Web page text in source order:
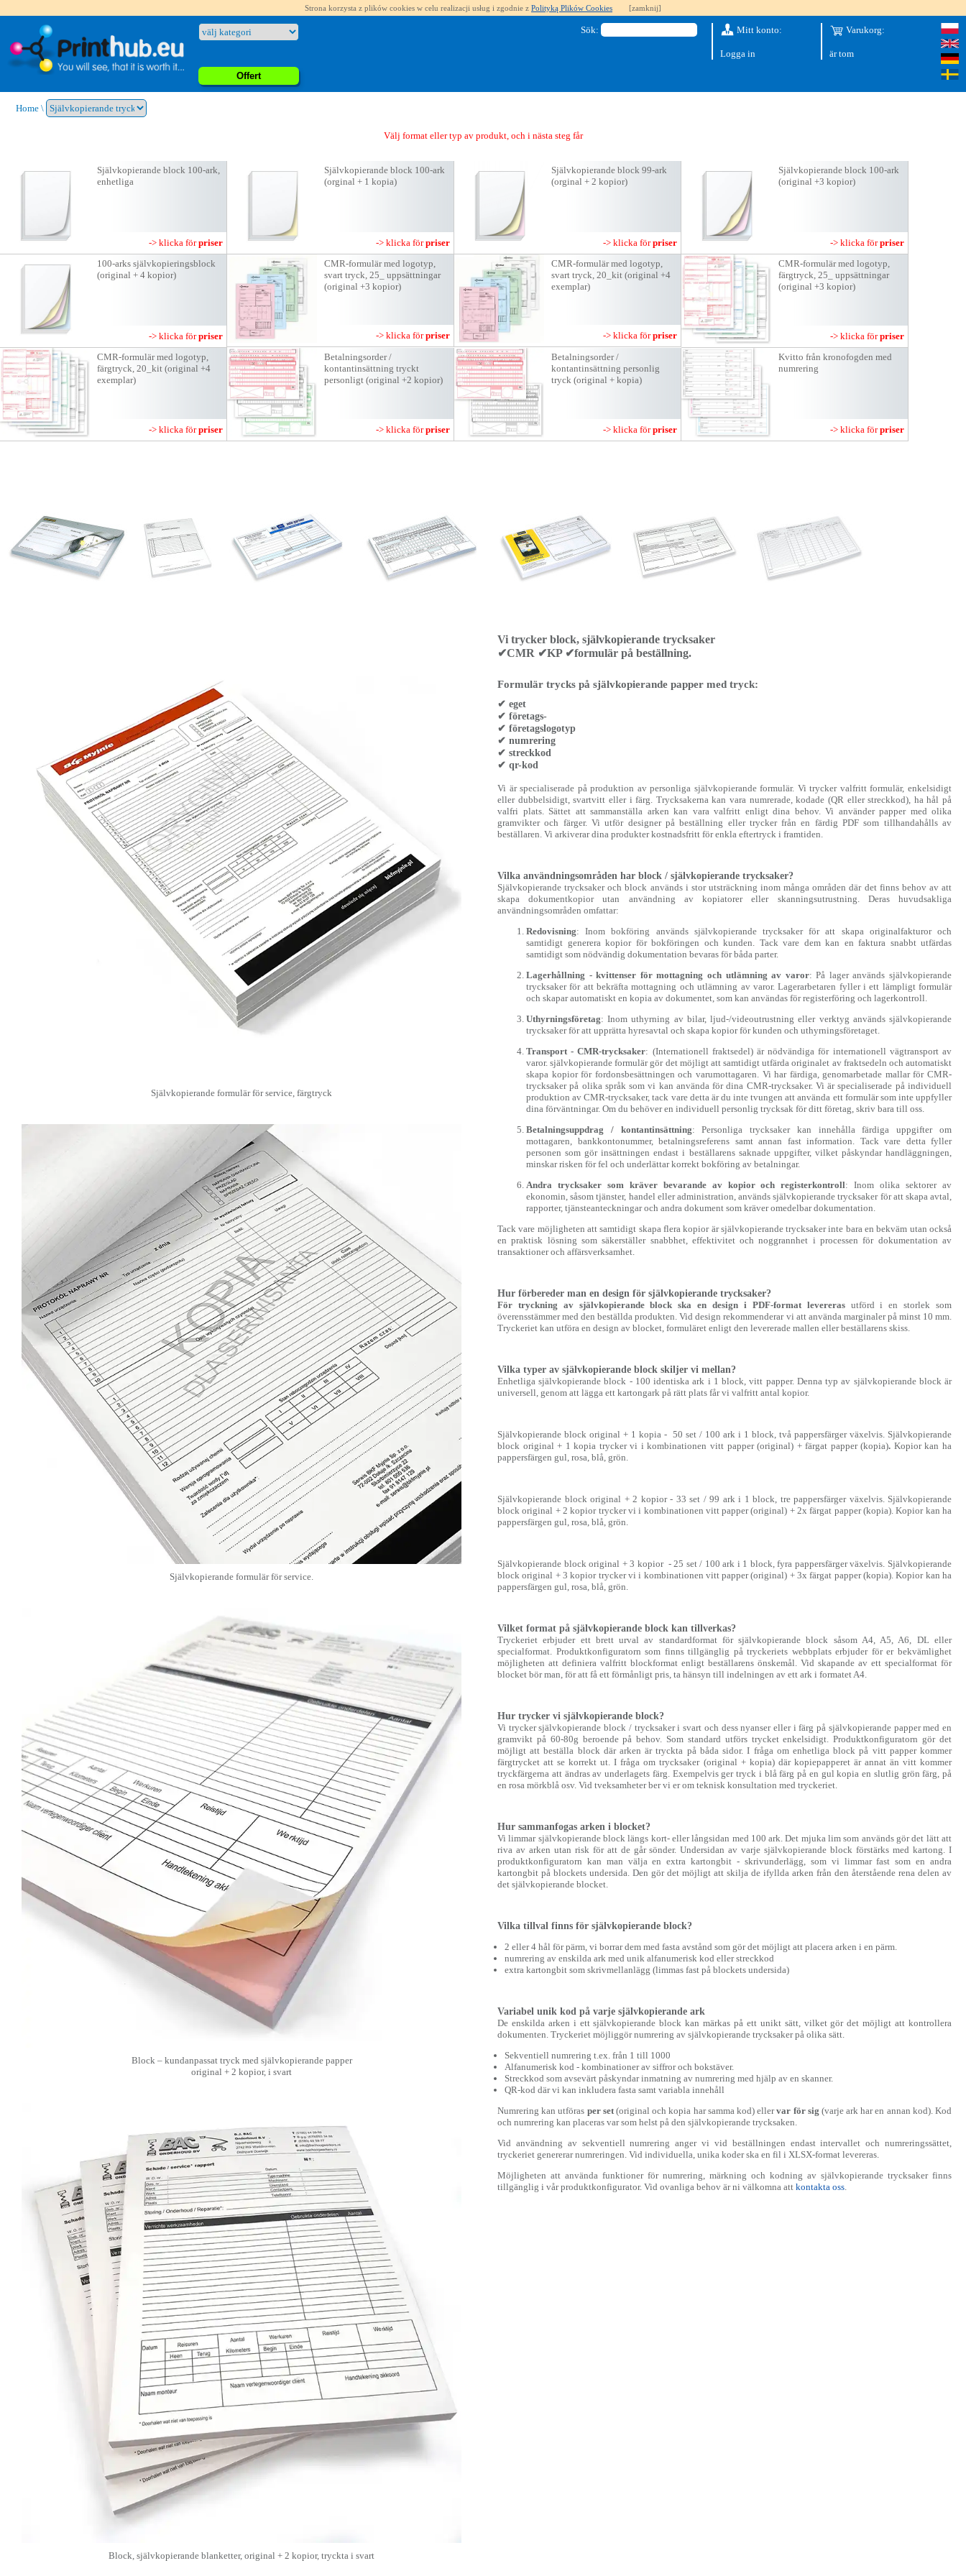
Strona korzysta z plików cookies w celu realizacji usług i zgodnie z Polityką Plików Cookies [zamknij]
Offert
Sök: Mitt konto:
Logga in
Varukorg:
är tom
Home \
Välj format eller typ av produkt, och i nästa steg får du en offert
Självkopierande block 100-ark,
enhetliga
-> klicka förpriser
Självkopierande block 100-ark
(orginal + 1 kopia)
-> klicka förpriser
Självkopierande block 99-ark
(orginal + 2 kopior)
-> klicka förpriser
Självkopierande block 100-ark
(original +3 kopior)
-> klicka förpriser
100-arks självkopieringsblock
(original + 4 kopior)
-> klicka förpriser
CMR-formulär med logotyp,
svart tryck, 25_ uppsättningar
(original +3 kopior)
-> klicka förpriser
CMR-formulär med logotyp,
svart tryck, 20_kit (original +4
exemplar)
-> klicka förpriser
CMR-formulär med logotyp,
färgtryck, 25_ uppsättningar
(original +3 kopior)
-> klicka förpriser
CMR-formulär med logotyp,
färgtryck, 20_kit (original +4
exemplar)
-> klicka förpriser
Betalningsorder /
kontantinsättning tryckt
personligt (original +2 kopior)
-> klicka förpriser
Betalningsorder /
kontantinsättning personlig
tryck (original + kopia)
-> klicka förpriser
Kvitto från kronofogden med
numrering
-> klicka förpriser
Självkopierande formulär för service, färgtryck
Självkopierande formulär för service.
Block – kundanpassat tryck med självkopierande papper
original + 2 kopior, i svart
Block, självkopierande blanketter, original + 2 kopior, tryckta i svart
Vi trycker block, självkopierande trycksaker
✔CMR ✔KP ✔formulär på beställning.
Formulär trycks på självkopierande papper med tryck:
✔ eget
✔ företags-
✔ företagslogotyp
✔ numrering
✔ streckkod
✔ qr-kod
Vi är specialiserade på produktion av personliga självkopierande formulär. Vi trycker valfritt formulär, enkelsidigt
eller dubbelsidigt, svartvitt eller i färg. Trycksakerna kan vara numrerade, kodade (QR eller streckkod), ha hål på
valfri plats. Sättet att sammanställa arken kan vara valfritt enligt dina behov. Vi använder papper med olika
gramvikter och färger. Vi utför designer på beställning eller trycker från en färdig PDF som tillhandahålls av
beställaren. Vi arkiverar dina produkter kostnadsfritt för enkla eftertryck i framtiden.
Vilka användningsområden har block / självkopierande trycksaker?
Självkopierande trycksaker och block används i stor utsträckning inom många områden där det finns behov av att
skapa dokumentkopior utan användning av kopiatorer eller skanningsutrustning. Deras huvudsakliga
användningsområden omfattar:
Redovisning: Inom bokföring används självkopierande trycksaker för att skapa originalfakturor och
samtidigt generera kopior för bokföringen och kunden. Tack vare dem kan en faktura snabbt utfärdas
samtidigt som nödvändig dokumentation bevaras för båda parter.
Lagerhållning - kvittenser för mottagning och utlämning av varor: På lager används självkopierande
trycksaker för att bekräfta mottagning och utlämning av varor. Lagerarbetaren fyller i ett lämpligt formulär
och skapar automatiskt en kopia av dokumentet, som kan användas för registerföring och lagerkontroll.
Uthyrningsföretag: Inom uthyrning av bilar, ljud-/videoutrustning eller verktyg används självkopierande
trycksaker för att upprätta hyresavtal och skapa kopior för kunden och uthyrningsföretaget.
Transport - CMR-trycksaker: (Internationell fraktsedel) är nödvändiga för internationell vägtransport av
varor. självkopierande formulär gör det möjligt att samtidigt utfärda originalet av fraktsedeln och automatiskt
skapa kopior för fordonsbesättningen och varumottagaren. Vi har färdiga, genomarbetade mallar för CMR-
trycksaker på olika språk som vi kan använda för dina CMR-trycksaker. Vi är specialiserade på individuell
produktion av CMR-trycksaker, tack vare detta är du inte tvungen att använda ett formulär som inte uppfyller
dina förväntningar. Om du behöver en individuell personlig trycksak för ditt företag, skriv bara till oss.
Betalningsuppdrag / kontantinsättning: Personliga trycksaker kan innehålla färdiga uppgifter om
mottagaren, bankkontonummer, betalningsreferens samt annan fast information. Tack vare detta fyller
personen som gör insättningen endast i beställarens saknade uppgifter, vilket påskyndar handläggningen,
minskar risken för fel och underlättar korrekt bokföring av betalningar.
Andra trycksaker som kräver bevarande av kopior och registerkontroll: Inom olika sektorer av
ekonomin, såsom tjänster, handel eller administration, används självkopierande trycksaker för att skapa avtal,
rapporter, tjänsteanteckningar och andra dokument som kräver omedelbar dokumentation.
Tack vare möjligheten att samtidigt skapa flera kopior är självkopierande trycksaker inte bara en bekväm utan också
en praktisk lösning som säkerställer snabbhet, effektivitet och noggrannhet i processen för dokumentation av
transaktioner och affärsverksamhet.
Hur förbereder man en design för självkopierande trycksaker?
För tryckning av självkopierande block ska en design i PDF-format levererasutförd i en storlek som
överensstämmer med den beställda produkten. Vid design rekommenderar vi att använda marginaler på minst 10 mm.
Tryckeriet kan utföra en design av blocket, formuläret enligt den levererade mallen eller beställarens skiss.
Vilka typer av självkopierande block skiljer vi mellan?
Enhetliga självkopierande block - 100 identiska ark i 1 block, vitt papper. Denna typ av självkopierande block är
universell, genom att lägga ett kartongark på rätt plats får vi valfritt antal kopior.
Självkopierande block original + 1 kopia - 50 set / 100 ark i 1 block, två pappersfärger växelvis. Självkopierande
block original + 1 kopia trycker vi i kombinationen vitt papper (original) + färgat papper (kopia). Kopior kan ha
pappersfärgen gul, rosa, blå, grön.
Självkopierande block original + 2 kopior - 33 set / 99 ark i 1 block, tre pappersfärger växelvis. Självkopierande
block original + 2 kopior trycker vi i kombinationen vitt papper (original) + 2x färgat papper (kopia). Kopior kan ha
pappersfärgen gul, rosa, blå, grön.
Självkopierande block original + 3 kopior - 25 set / 100 ark i 1 block, fyra pappersfärger växelvis. Självkopierande
block original + 3 kopior trycker vi i kombinationen vitt papper (original) + 3x färgat papper (kopia). Kopior kan ha
pappersfärgen gul, rosa, blå, grön.
Vilket format på självkopierande block kan tillverkas?
Tryckeriet erbjuder ett brett urval av standardformat för självkopierande block såsom A4, A5, A6, DL eller
specialformat. Produktkonfiguratorn som finns tillgänglig på tryckeriets webbplats erbjuder för er bekvämlighet
möjligheten att definiera valfritt blockformat enligt beställarens önskemål. Vid skapande av ett specialformat för
blocket bör man, för att få ett förmånligt pris, ta hänsyn till indelningen av ett ark i formatet A4.
Hur trycker vi självkopierande block?
Vi trycker självkopierande block / trycksaker i svart och dess nyanser eller i färg på självkopierande papper med en
gramvikt på 60-80g beroende på behov. Som standard utförs trycket enkelsidigt. Produktkonfiguratorn gör det
möjligt att beställa block där arken är tryckta på båda sidor. I fråga om enhetliga block på vitt papper kommer
färgtrycket att se korrekt ut. I fråga om trycksaker (original + kopia) där kopiepapperet är annat än vitt kommer
tryckfärgerna att ändras av underlagets färg. Exempelvis ger tryck i blå färg på en gul kopia en slutlig grön färg, på
en rosa mörkblå osv. Vid tveksamheter ber vi er om teknisk konsultation med tryckeriet.
Hur sammanfogas arken i blocket?
Vi limmar självkopierande block längs kort- eller långsidan med 100 ark. Det mjuka lim som används gör det lätt att
riva av arken utan risk för att de går sönder. Undersidan av varje självkopierande block förstärks med kartong. I
produktkonfiguratorn kan man välja en extra kartongbit - skrivunderlägg, som vi limmar fast som en andra
kartongbit på blockets undersida. Den gör det möjligt att skilja de ifyllda arken från den återstående rena delen av
det självkopierande blocket.
Vilka tillval finns för självkopierande block?
2 eller 4 hål för pärm, vi borrar dem med fasta avstånd som gör det möjligt att placera arken i en pärm.
numrering av enskilda ark med unik alfanumerisk kod eller streckkod
extra kartongbit som skrivmellanlägg (limmas fast på blockets undersida)
Variabel unik kod på varje självkopierande ark
De enskilda arken i ett självkopierande block kan märkas på ett unikt sätt, vilket gör det möjligt att kontrollera
dokumenten. Tryckeriet möjliggör numrering av självkopierande trycksaker på olika sätt.
Sekventiell numrering t.ex. från 1 till 1000
Alfanumerisk kod - kombinationer av siffror och bokstäver.
Streckkod som avsevärt påskyndar inmatning av numrering med hjälp av en skanner.
QR-kod där vi kan inkludera fasta samt variabla innehåll
Numrering kan utföras per set(original och kopia har samma kod) ellervar för sig (varje ark har en annan kod). Kod
och numrering kan placeras var som helst på den självkopierande trycksaken.
Vid användning av sekventiell numrering anger vi vid beställningen endast intervallet och numreringssättet,
tryckeriet genererar numreringen. Vid individuella, unika koder ska en fil i XLSX-format levereras.
Möjligheten att använda funktioner för numrering, märkning och kodning av självkopierande trycksaker finns
tillgänglig i vår produktkonfigurator. Vid ovanliga behov är ni välkomna att kontakta oss.